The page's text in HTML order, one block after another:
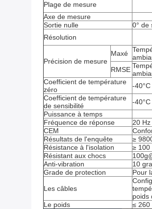
Plage de mesure
Axe de mesure
Sortie nulle
0° de
Résolution
Précision de mesure
Maxé
RMSE
Coefficient de température
zéro
-
Coefficient de température
de sensibilité
-
Puissance à temps
Fréquence de réponse
20 Hz
CEM
Résultats de l'enquête
≥
Résistance à l'isolation
≥
Résistant aux chocs
Anti-vibration
10
Grade de protection
Pour
Les câbles
poids
Le poids
≤ 260